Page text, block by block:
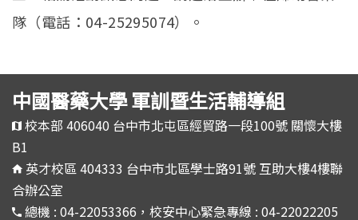
隊（電話：04-25295074）。
中國醫藥大學 軍訓暨生活輔導組
校本部 406040 台中市北屯區經貿路一段100號 關懷大樓
B1
英才校區 404333 台中市北區學士路91號 互助大樓4樓聯
合辦公室
總機 : 04-22053366，校安中心緊急專線 : 04-22022205